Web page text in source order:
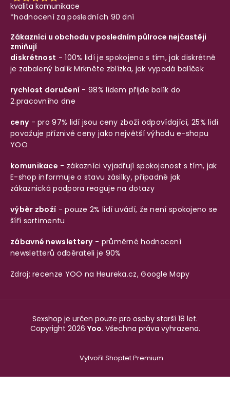
kvalita komunikace
*hodnocení za posledních 90 dní
Zákazníci u obchodu v posledním půlroce nejčastěji
zmiňují
diskrétnost - 100% lidí je spokojeno s tím, jak diskrétně
je zabalený balíkMrkněte zblízka, jak vypadá balíček
rychlost doručení - 98% lidem přijde balík do
2.pracovního dne
ceny- pro 97% lidí jsou ceny zboží odpovídající, 25% lidí
považuje příznivé ceny jako největší výhodu e-shopu
YOO
komunikace - zákazníci vyjadřují spokojenost s tím, jak
E-shop informuje o stavu zásilky, případně jak
zákaznická podpora reaguje na dotazy
výběr zboží - pouze 2% lidí uvádí, že není spokojeno se
šíří sortimentu
zábavné newslettery- průměrné hodnocení
newsletterů odběrateli je 90%
Zdroj: recenze YOO na Heureka.cz,Google Mapy
Vytvořil Shoptet Premium
Sexshop je určen pouze pro osoby starší 18 let.
Copyright 2026 Yoo. Všechna práva vyhrazena.